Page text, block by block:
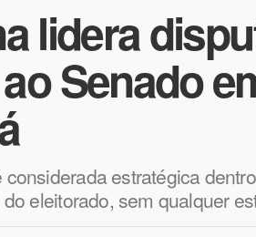
lidera
Senado
estratégica
eleitorado, sem qualquer